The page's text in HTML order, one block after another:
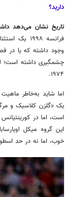
دارید؟
تاریخ نشان می‌دهد
فرانسه
۱۹۷۴.
یک «گلزن کلاسیک و
است، اما در
خوب، اما نه در حد